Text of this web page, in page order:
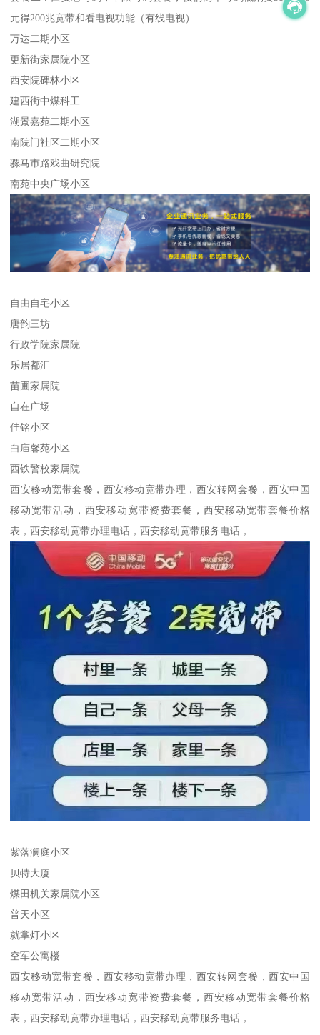
元得200兆宽带和看电视功能（有线电视）
万达二期小区
更新街家属院小区
西安院碑林小区
建西街中煤科工
湖景嘉苑二期小区
南院门社区二期小区
骡马市路戏曲研究院
南苑中央广场小区
自由自宅小区
唐韵三坊
行政学院家属院
乐居都汇
苗圃家属院
自在广场
佳铭小区
白庙馨苑小区
西铁警校家属院
西安移动宽带套餐，西安移动宽带办理，西安转网套餐，西安中国
移动宽带活动，西安移动宽带资费套餐，西安移动宽带套餐价格
表，西安移动宽带办理电话，西安移动宽带服务电话，
紫落澜庭小区
贝特大厦
煤田机关家属院小区
普天小区
就掌灯小区
空军公寓楼
西安移动宽带套餐，西安移动宽带办理，西安转网套餐，西安中国
移动宽带活动，西安移动宽带资费套餐，西安移动宽带套餐价格
表，西安移动宽带办理电话，西安移动宽带服务电话，